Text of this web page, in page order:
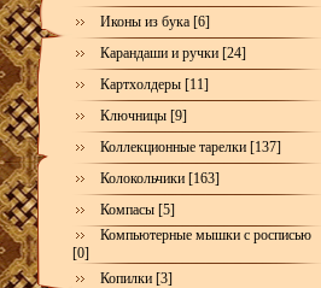
Иконы из бука [6]
Карандаши и ручки [24]
Картхолдеры [11]
Ключницы [9]
Коллекционные тарелки [137]
Колокольчики [163]
Компасы [5]
Компьютерные мышки с росписью
[0]
Копилки [3]